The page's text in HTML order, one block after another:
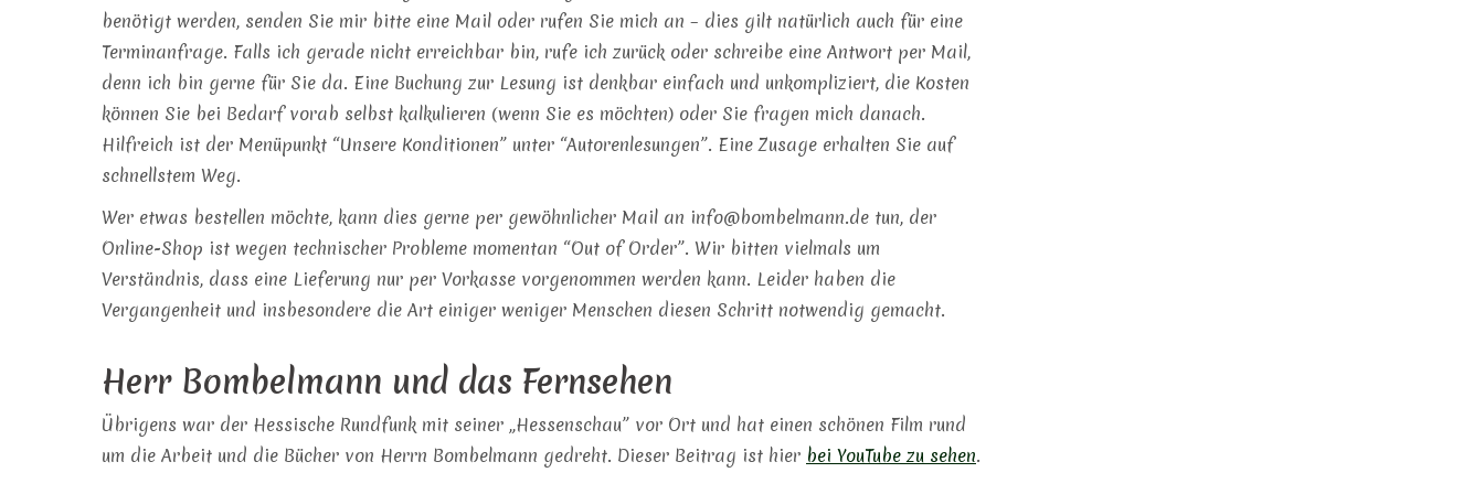
benötigt werden, senden Sie mir bitte eine Mail oder rufen Sie mich an – dies gilt natürlich auch für eine
Terminanfrage. Falls ich gerade nicht erreichbar bin, rufe ich zurück oder schreibe eine Antwort per Mail,
denn ich bin gerne für Sie da. Eine Buchung zur Lesung ist denkbar einfach und unkompliziert, die Kosten
können Sie bei Bedarf vorab selbst kalkulieren (wenn Sie es möchten) oder Sie fragen mich danach.
Hilfreich ist der Menüpunkt “Unsere Konditionen” unter “Autorenlesungen”. Eine Zusage erhalten Sie auf
schnellstem Weg.
Wer etwas bestellen möchte, kann dies gerne per gewöhnlicher Mail an info@bombelmann.de tun, der
Online-Shop ist wegen technischer Probleme momentan “Out of Order”. Wir bitten vielmals um
Verständnis, dass eine Lieferung nur per Vorkasse vorgenommen werden kann. Leider haben die
Vergangenheit und insbesondere die Art einiger weniger Menschen diesen Schritt notwendig gemacht.
Herr Bombelmann und das Fernsehen
Übrigens war der Hessische Rundfunk mit seiner „Hessenschau” vor Ort und hat einen schönen Film rund
um die Arbeit und die Bücher von Herrn Bombelmann gedreht. Dieser Beitrag ist hier bei YouTube zu sehen.